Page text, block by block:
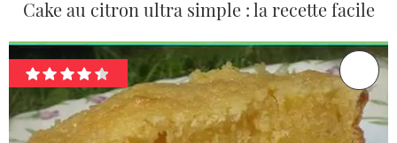
Cake au citron ultra simple : la recette facile